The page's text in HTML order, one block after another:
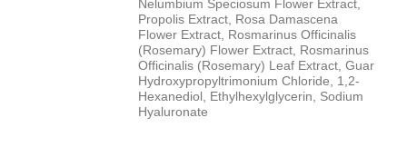
Nelumbium Speciosum Flower Extract,
Propolis Extract, Rosa Damascena
Flower Extract, Rosmarinus Officinalis
(Rosemary) Flower Extract, Rosmarinus
Officinalis (Rosemary) Leaf Extract, Guar
Hydroxypropyltrimonium Chloride, 1,2-
Hexanediol, Ethylhexylglycerin, Sodium
Hyaluronate